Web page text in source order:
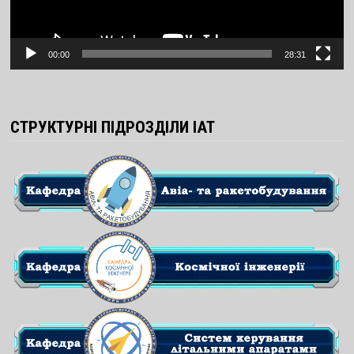
00:00 28:31
СТРУКТУРНІ ПІДРОЗДІЛИ ІАТ